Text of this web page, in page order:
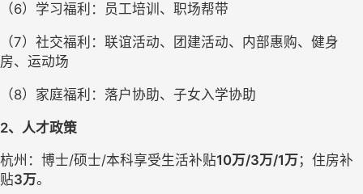
（6）学习福利：员工培训、职场帮带
（7）社交福利：联谊活动、团建活动、内部惠购、健身
房、运动场
（8）家庭福利：落户协助、子女入学协助
2、人才政策
杭州 ： 博士/硕士/本科享受生活补贴10万/3万/1万；住房补
贴3万。